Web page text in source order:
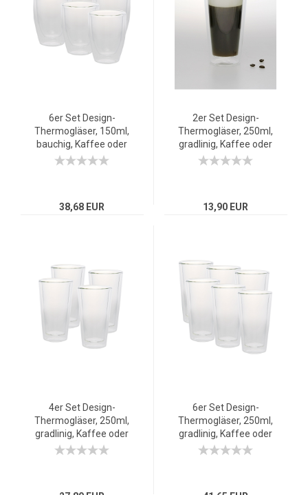
6er Set Design-
Thermogläser, 150ml,
bauchig, Kaffee oder
Tee, doppelwandiges
38,68 EUR
2er Set Design-
Thermogläser, 250ml,
gradlinig, Kaffee oder
Tee, doppelwandiges
13,90 EUR
4er Set Design-
Thermogläser, 250ml,
gradlinig, Kaffee oder
Tee, doppelwandiges
6er Set Design-
Thermogläser, 250ml,
gradlinig, Kaffee oder
Tee, doppelwandiges